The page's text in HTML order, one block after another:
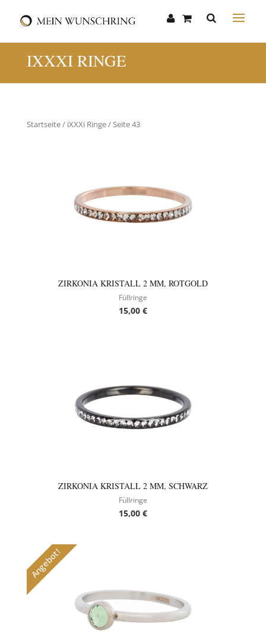
IXXXI RINGE
Startseite/ iXXXi Ringe/ Seite 43
ZIRKONIA KRISTALL 2 MM, ROTGOLD
Füllringe
15,00 €
ZIRKONIA KRISTALL 2 MM, SCHWARZ
Füllringe
15,00 €
Angebot!